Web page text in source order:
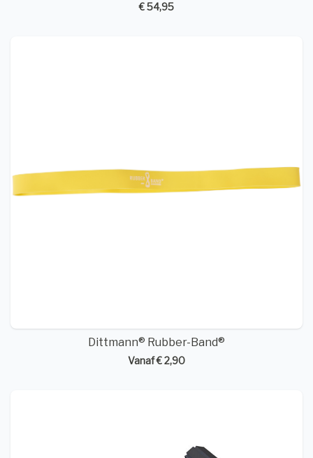
€ 54,95
Dittmann® Rubber-Band®
Vanaf € 2,90